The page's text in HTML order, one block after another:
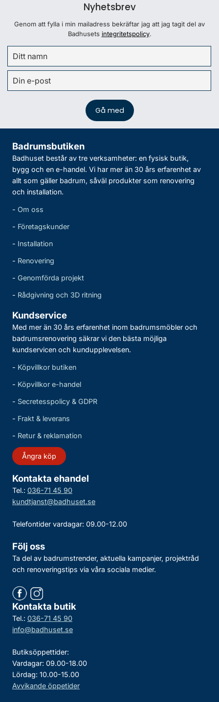
Nyhetsbrev
Genom att fylla i min mailadress bekräftar jag att jag tagit del av
Badhusets integritetspolicy.
Badrumsbutiken
Badhuset består av tre verksamheter: en fysisk butik,
bygg och en e-handel. Vi har mer än 30 års erfarenhet av
allt som gäller badrum, såväl produkter som renovering
och installation.
- Om oss
- Företagskunder
- Installation
- Renovering
- Genomförda projekt
- Rådgivning och 3D ritning
Kundservice
Med mer än 30 års erfarenhet inom badrumsmöbler och
badrumsrenovering säkrar vi den bästa möjliga
kundservicen och kundupplevelsen.
- Köpvillkor butiken
- Köpvillkor e-handel
- Secretesspolicy & GDPR
- Frakt & leverans
- Retur & reklamation
Ångra köp
Kontakta ehandel
Tel.: 036-71 45 90
kundtjanst@badhuset.se
Telefontider vardagar: 09.00-12.00
Följ oss
Ta del av badrumstrender, aktuella kampanjer, projektråd
och renoveringstips via våra sociala medier.
Kontakta butik
Tel.: 036-71 45 90
info@badhuset.se
Butiksöppettider:
Vardagar: 09.00-18.00
Lördag: 10.00-15.00
Avvikande öppetider